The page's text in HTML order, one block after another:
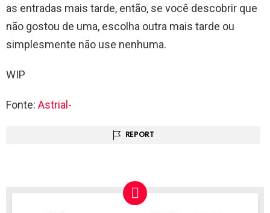
as entradas mais tarde, então, se você descobrir que
não gostou de uma, escolha outra mais tarde ou
simplesmente não use nenhuma.
WIP
Fonte: Astrial-
REPORT